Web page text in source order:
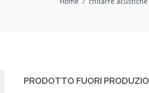
PRODOTTO FUORI